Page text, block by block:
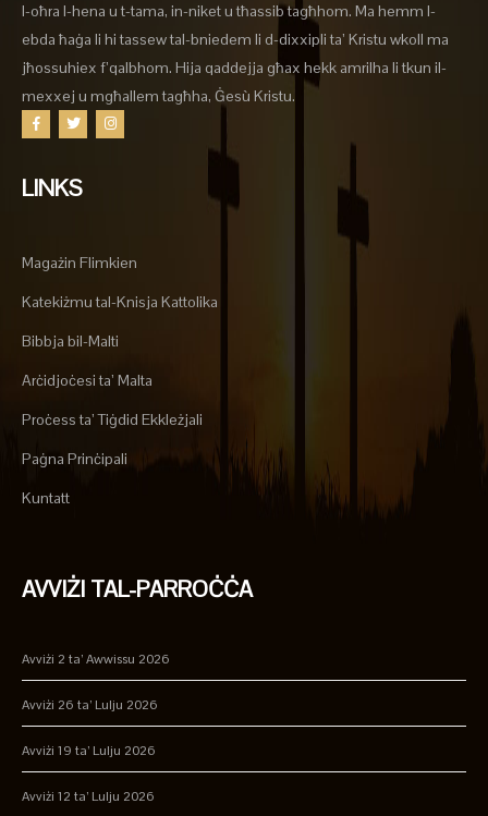
l-oħra l-hena u t-tama, in-niket u tħassib tagħhom. Ma hemm l-
ebda ħaġa li hi tassew tal-bniedem li d-dixxipli ta’ Kristu wkoll ma
jħossuhiex f’qalbhom. Hija qaddejja għax hekk amrilha li tkun il-
mexxej u mgħallem tagħha, Ġesù Kristu.
LINKS
Magażin Flimkien
Katekiżmu tal-Knisja Kattolika
Bibbja bil-Malti
Arċidjoċesi ta’ Malta
Proċess ta’ Tiġdid Ekkleżjali
Paġna Prinċipali
Kuntatt
AVVIŻI TAL-PARROĊĊA
Avviżi 2 ta’ Awwissu 2026
Avviżi 26 ta’ Lulju 2026
Avviżi 19 ta’ Lulju 2026
Avviżi 12 ta’ Lulju 2026